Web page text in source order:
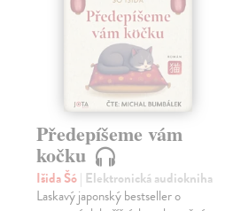
Předepíšeme vám
kočku
Išida Šó| Elektronická audiokniha
Laskavý japonský bestseller o